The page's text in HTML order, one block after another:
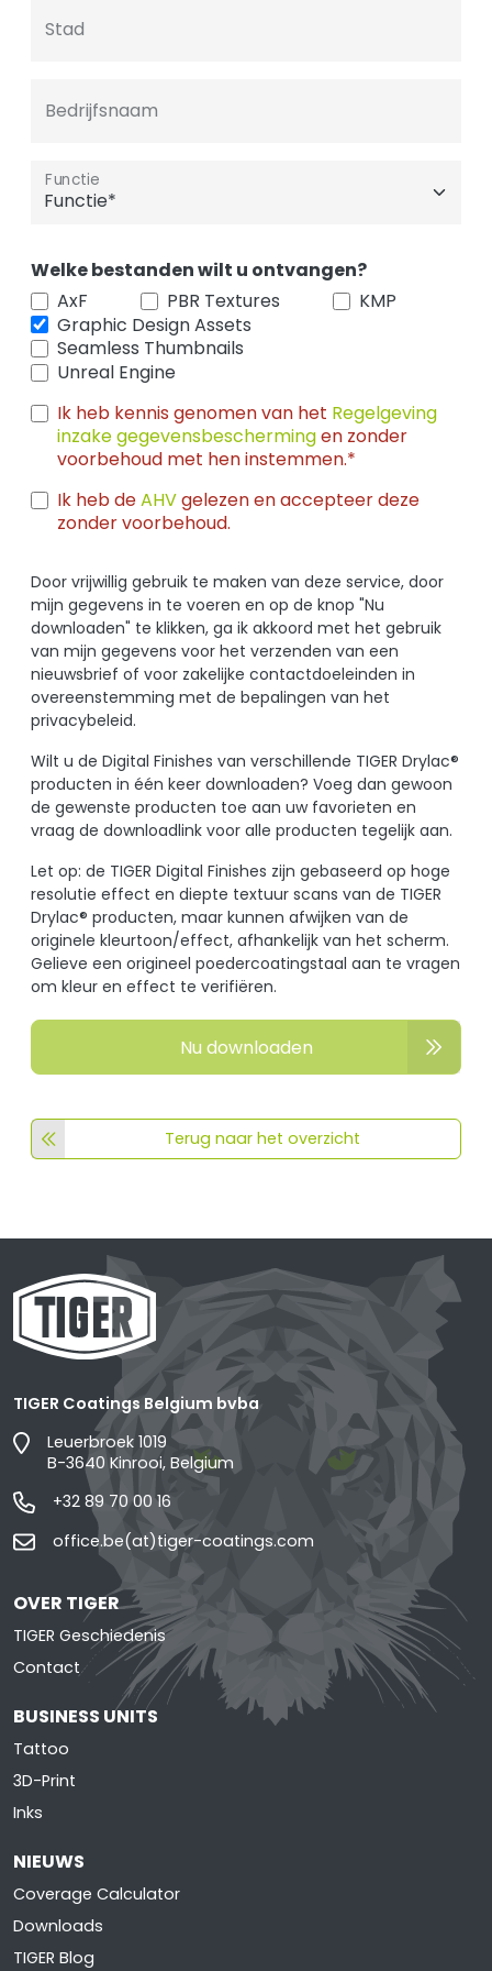
Stad
Bedrijfsnaam
Functie
Welke bestanden wilt u ontvangen?
AxF
PBR Textures
KMP
Graphic Design Assets
Seamless Thumbnails
Unreal Engine
Ik heb kennis genomen van het Regelgeving
inzake gegevensbeschermingen zonder
voorbehoud met hen instemmen.*
Ik heb deAHVgelezen en accepteer deze
zonder voorbehoud.
Door vrijwillig gebruik te maken van deze service, door
mijn gegevens in te voeren en op de knop "Nu
downloaden" te klikken, ga ik akkoord met het gebruik
van mijn gegevens voor het verzenden van een
nieuwsbrief of voor zakelijke contactdoeleinden in
overeenstemming met de bepalingen van het
privacybeleid.
Wilt u de Digital Finishes van verschillende TIGER Drylac®
producten in één keer downloaden? Voeg dan gewoon
de gewenste producten toe aan uw favorieten en
vraag de downloadlink voor alle producten tegelijk aan.
Let op: de TIGER Digital Finishes zijn gebaseerd op hoge
resolutie effect en diepte textuur scans van de TIGER
Drylac® producten, maar kunnen afwijken van de
originele kleurtoon/effect, afhankelijk van het scherm.
Gelieve een origineel poedercoatingstaal aan te vragen
om kleur en effect te verifiëren.
Nu downloaden
Terug naar het overzicht
TIGER Coatings Belgium bvba
Leuerbroek 1019
B-3640 Kinrooi, Belgium
+32 89 70 00 16
office.be(at)tiger-coatings.com
OVER TIGER
TIGER Geschiedenis
Contact
BUSINESS UNITS
Tattoo
3D-Print
Inks
NIEUWS
Coverage Calculator
Downloads
TIGER Blog